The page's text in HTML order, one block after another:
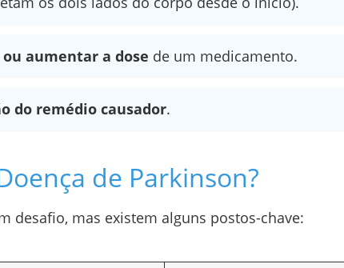
aumentar a dose de um medicamento.
do remédio causador.
de Parkinson?
desafio, mas existem alguns postos-chave: